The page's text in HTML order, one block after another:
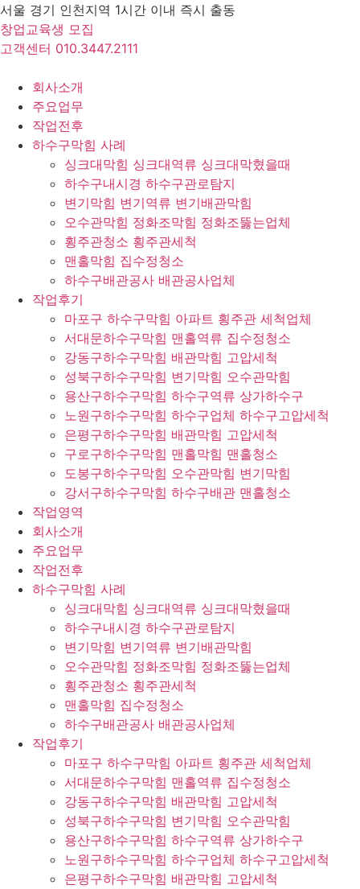
Skip
to
content
서울 경기 인천지역 1시간 이내 즉시 출동
창업교육생 모집
고객센터 010.3447.2111
회사소개
주요업무
작업전후
하수구막힘 사례
싱크대막힘 싱크대역류 싱크대막혔을때
하수구내시경 하수구관로탐지
변기막힘 변기역류 변기배관막힘
오수관막힘 정화조막힘 정화조뚫는업체
횡주관청소 횡주관세척
맨홀막힘 집수정청소
하수구배관공사 배관공사업체
작업후기
마포구 하수구막힘 아파트 횡주관 세척업체
서대문하수구막힘 맨홀역류 집수정청소
강동구하수구막힘 배관막힘 고압세척
성북구하수구막힘 변기막힘 오수관막힘
용산구하수구막힘 하수구역류 상가하수구
노원구하수구막힘 하수구업체 하수구고압세척
은평구하수구막힘 배관막힘 고압세척
구로구하수구막힘 맨홀막힘 맨홀청소
도봉구하수구막힘 오수관막힘 변기막힘
강서구하수구막힘 하수구배관 맨홀청소
작업영역
회사소개
주요업무
작업전후
하수구막힘 사례
싱크대막힘 싱크대역류 싱크대막혔을때
하수구내시경 하수구관로탐지
변기막힘 변기역류 변기배관막힘
오수관막힘 정화조막힘 정화조뚫는업체
횡주관청소 횡주관세척
맨홀막힘 집수정청소
하수구배관공사 배관공사업체
작업후기
마포구 하수구막힘 아파트 횡주관 세척업체
서대문하수구막힘 맨홀역류 집수정청소
강동구하수구막힘 배관막힘 고압세척
성북구하수구막힘 변기막힘 오수관막힘
용산구하수구막힘 하수구역류 상가하수구
노원구하수구막힘 하수구업체 하수구고압세척
은평구하수구막힘 배관막힘 고압세척